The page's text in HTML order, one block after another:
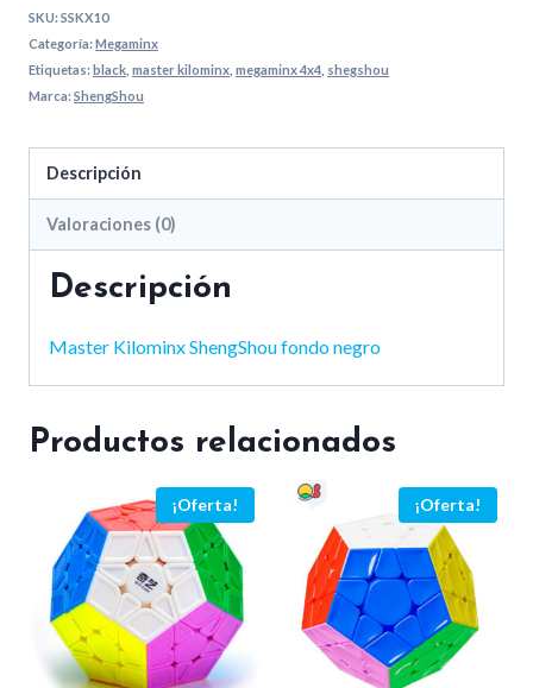
SKU:SSKX10
Categoría:Megaminx
Etiquetas:black master kilominx megaminx 4x4 shegshou
Marca:ShengShou
Descripción
Valoraciones (0)
Descripción
Master Kilominx ShengShou fondo negro
Productos relacionados
¡Oferta! ¡Oferta!